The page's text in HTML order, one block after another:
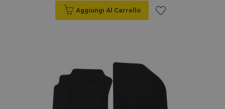
Aggiungi Al Carrello
lista
desideri